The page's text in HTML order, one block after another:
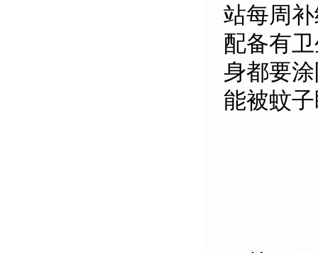
站每周
配备有
身都要
能被蚊